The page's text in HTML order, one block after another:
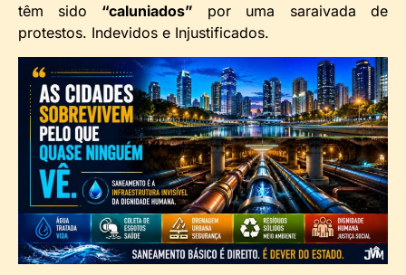
têm sido “caluniados” por uma saraivada de
protestos. Indevidos e Injustificados.